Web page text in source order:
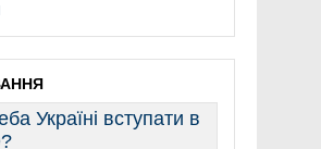
Україні вступати в